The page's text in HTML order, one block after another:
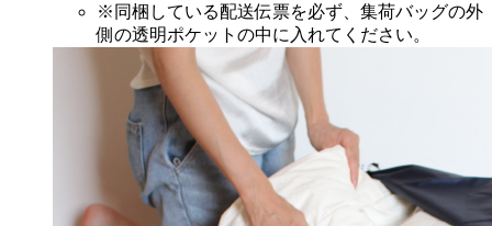
※同梱している配送伝票を必ず、集荷バッグの外
側の透明ポケットの中に入れてください。